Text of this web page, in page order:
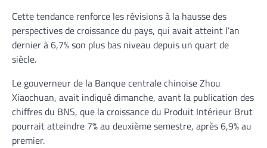
Cette tendance renforce les révisions à la hausse des
perspectives de croissance du pays, qui avait atteint l’an
dernier à 6,7% son plus bas niveau depuis un quart de
siècle.
Le gouverneur de la Banque centrale chinoise Zhou
Xiaochuan, avait indiqué dimanche, avant la publication des
chiffres du BNS, que la croissance du Produit Intérieur Brut
pourrait atteindre 7% au deuxième semestre, après 6,9% au
premier.